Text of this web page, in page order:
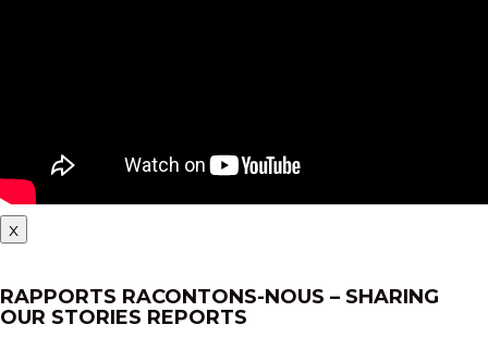
x
RAPPORTS RACONTONS-NOUS – SHARING
OUR STORIES REPORTS